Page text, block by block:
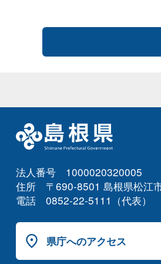
法人番号 1000020320005
住所 〒690-8501 島根県松江
電話 0852-22-5111（代表）
県庁へのアクセス